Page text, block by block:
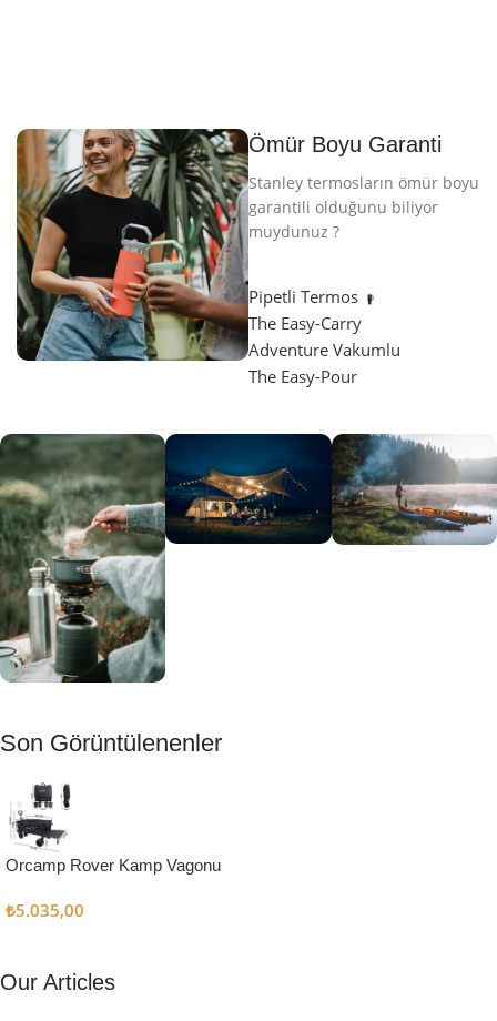
Ömür Boyu Garanti
Stanley termosların ömür boyu
garantili olduğunu biliyor
muydunuz ?
Pipetli Termos
The Easy-Carry
Adventure Vakumlu
The Easy-Pour
Muftağı
Kampçı
Şefler İçin
Keşfet
Son Görüntülenenler
Orcamp Rover Kamp Vagonu
₺5.035,00
Our Articles